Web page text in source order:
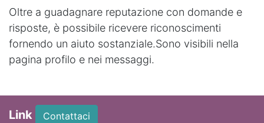
Oltre a guadagnare reputazione con domande e
risposte, è possibile ricevere riconoscimenti
fornendo un aiuto sostanziale.Sono visibili nella
pagina profilo e nei messaggi.
Link
Contattaci